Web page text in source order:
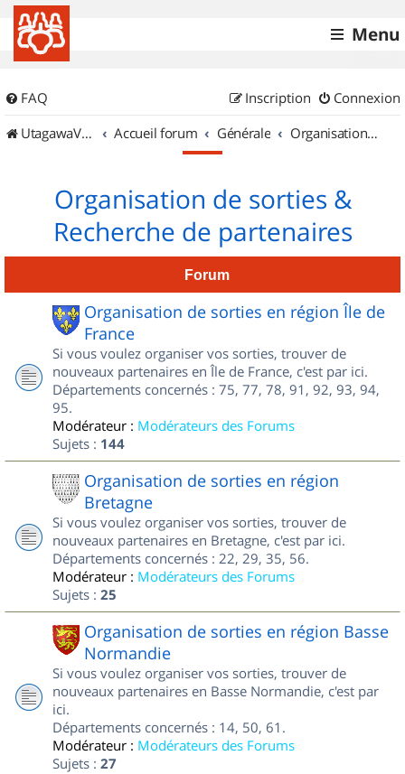
Menu
FAQ Connexion
Inscription
UtagawaVTT (Randos VTT et VTTAE avec traces GPS)
Accueil forum Générale Organisation de sorties & Recherche de partenaires
Organisation de sorties &
Recherche de partenaires
Forum
Organisation de sorties en région Île de
France
Si vous voulez organiser vos sorties, trouver de
nouveaux partenaires en Île de France, c'est par ici.
Départements concernés : 75, 77, 78, 91, 92, 93, 94,
95.
Modérateur : Modérateurs des Forums
Sujets : 144
Organisation de sorties en région
Bretagne
Si vous voulez organiser vos sorties, trouver de
nouveaux partenaires en Bretagne, c'est par ici.
Départements concernés : 22, 29, 35, 56.
Modérateur : Modérateurs des Forums
Sujets : 25
Organisation de sorties en région Basse
Normandie
Si vous voulez organiser vos sorties, trouver de
nouveaux partenaires en Basse Normandie, c'est par
ici.
Départements concernés : 14, 50, 61.
Modérateur : Modérateurs des Forums
Sujets : 27